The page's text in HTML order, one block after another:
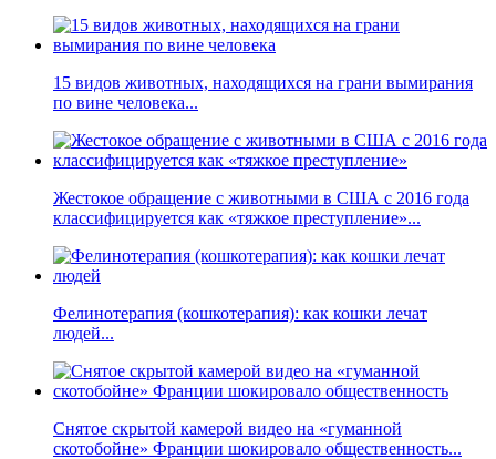
15 видов животных, находящихся на грани вымирания
по вине человека...
Жестокое обращение с животными в США с 2016 года
классифицируется как «тяжкое преступление»...
Фелинотерапия (кошкотерапия): как кошки лечат
людей...
Снятое скрытой камерой видео на «гуманной
скотобойне» Франции шокировало общественность...